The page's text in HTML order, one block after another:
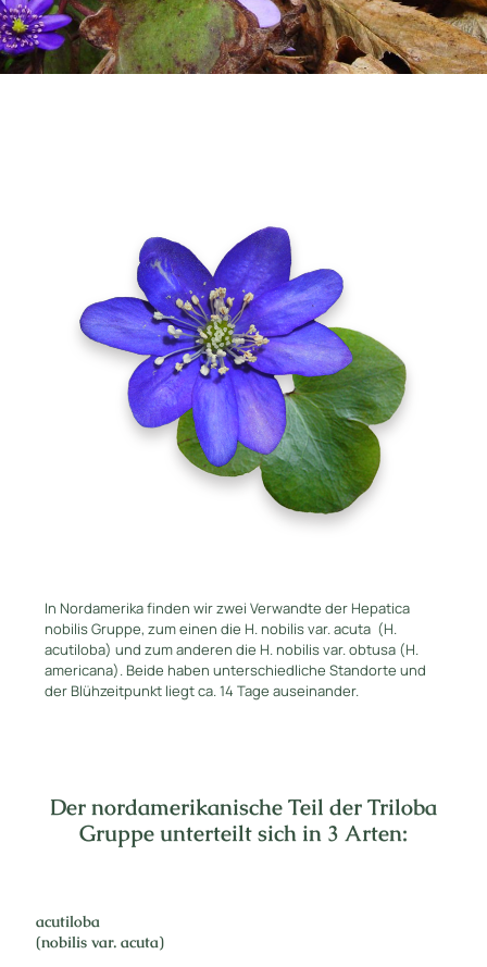
In Nordamerika finden wir zwei Verwandte der Hepatica
nobilis Gruppe, zum einen die H. nobilis var. acuta (H.
acutiloba) und zum anderen die H. nobilis var. obtusa (H.
americana). Beide haben unterschiedliche Standorte und
der Blühzeitpunkt liegt ca. 14 Tage auseinander.
Der nordamerikanische Teil der Triloba
Gruppe unterteilt sich in 3 Arten:
acutiloba
(nobilis var. acuta)